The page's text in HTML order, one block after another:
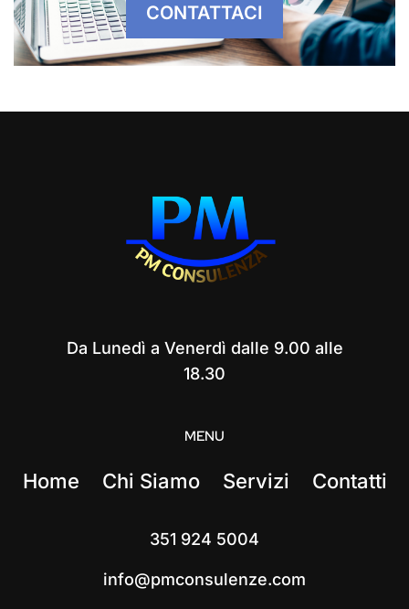
CONTATTACI
Da Lunedì a Venerdì dalle 9.00 alle
18.30
MENU
Home Chi Siamo Servizi Contatti
351 924 5004
info@pmconsulenze.com